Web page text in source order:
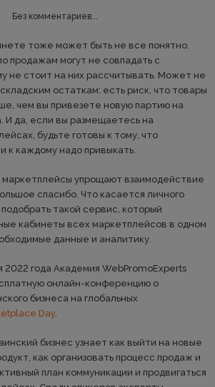
Без комментариев...
тоже может быть не все понятно.
продажам могут не совпадать с
не стоит на них рассчитывать. Может не
остаткам: есть риск, что товары
чем вы привезете новую партию на
И да, если вы размещаетесь на
будьте готовы к тому, что
к каждому надо привыкать.
маркетплейсы упрощают взаимодействие
спасибо. Что касается личного
такой сервис, который
кабинеты всех маркетплейсов в одном
данные и аналитику.
2022 года Академия WebPromoExperts
онлайн-конференцию о
бизнеса на глобальных
Day.
бизнес узнает как выйти на новые
как организовать процесс продаж и
план коммуникации и продвигаться